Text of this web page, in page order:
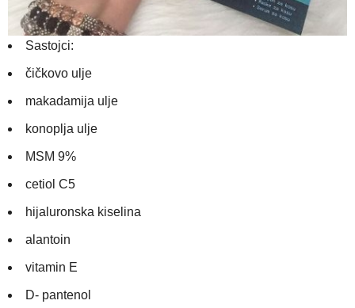
Sastojci:
čičkovo ulje
makadamija ulje
konoplja ulje
MSM 9%
cetiol C5
hijaluronska kiselina
alantoin
vitamin E
D- pantenol